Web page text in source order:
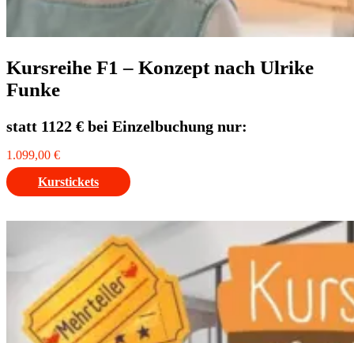
Kursreihe F1 – Konzept nach Ulrike
Funke
statt 1122 € bei Einzelbuchung nur:
1.099,00 €
Kurstickets